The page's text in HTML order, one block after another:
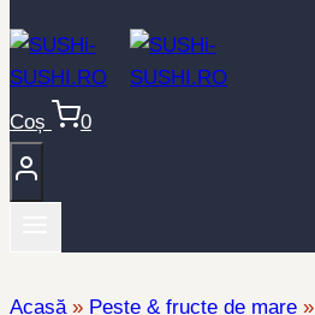
Coș 0
Acasă» Peste & fructe de mare »